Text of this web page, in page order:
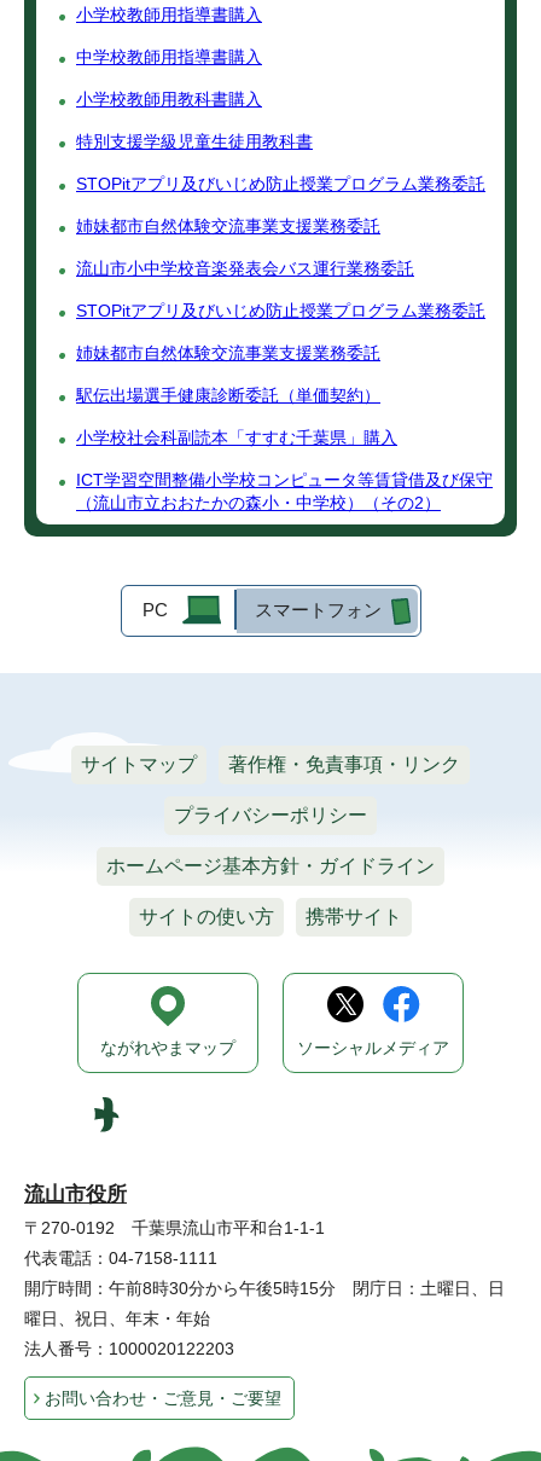
小学校教師用指導書購入
中学校教師用指導書購入
小学校教師用教科書購入
特別支援学級児童生徒用教科書
STOPitアプリ及びいじめ防止授業プログラム業務委託
姉妹都市自然体験交流事業支援業務委託
流山市小中学校音楽発表会バス運行業務委託
STOPitアプリ及びいじめ防止授業プログラム業務委託
姉妹都市自然体験交流事業支援業務委託
駅伝出場選手健康診断委託（単価契約）
小学校社会科副読本「すすむ千葉県」購入
ICT学習空間整備小学校コンピュータ等賃貸借及び保守
（流山市立おおたかの森小・中学校）（その2）
PC スマートフォン
サイトマップ 著作権・免責事項・リンク
プライバシーポリシー
ホームページ基本方針・ガイドライン
サイトの使い方 携帯サイト
流山市役所
〒270-0192 千葉県流山市平和台1-1-1
代表電話：04-7158-1111
開庁時間：午前8時30分から午後5時15分 閉庁日：土曜日、日
曜日、祝日、年末・年始
法人番号：1000020122203
お問い合わせ・ご意見・ご要望
ながれやまマップ ソーシャルメディア